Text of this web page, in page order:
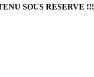
SOUS RESERVE !!!